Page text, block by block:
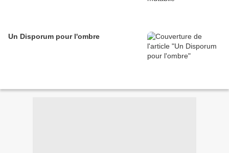
Un Disporum pour l'ombre